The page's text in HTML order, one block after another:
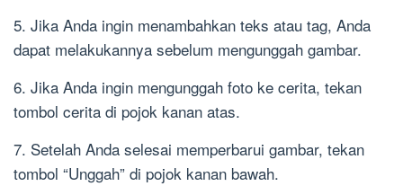
5. Jika Anda ingin menambahkan teks atau tag, Anda
dapat melakukannya sebelum mengunggah gambar.
6. Jika Anda ingin mengunggah foto ke cerita, tekan
tombol cerita di pojok kanan atas.
7. Setelah Anda selesai memperbarui gambar, tekan
tombol “Unggah” di pojok kanan bawah.